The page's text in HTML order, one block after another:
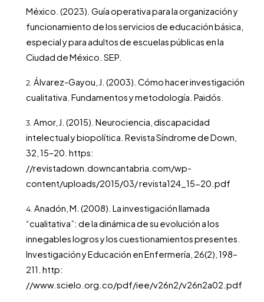
México. (2023). Guía operativa para la organización y
funcionamiento de los servicios de educación básica,
especial y para adultos de escuelas públicas en la
Ciudad de México. SEP.
Álvarez-Gayou, J. (2003). Cómo hacer investigación
cualitativa. Fundamentos y metodología. Paidós.
Amor, J. (2015). Neurociencia, discapacidad
intelectual y biopolítica. Revista Síndrome de Down,
32, 15–20. https:
//revistadown.downcantabria.com/wp-
content/uploads/2015/03/ revista124_15-20.pdf
Anadón, M. (2008). La investigación llamada
“cualitativa”: de la dinámica de su evolución a los
innegables logros y los cuestionamientos presentes.
Investigación y Educación en Enfermería, 26(2), 198–
211. http:
//www.scielo.org.co/pdf/iee/v26n2/v26n2a02.pdf